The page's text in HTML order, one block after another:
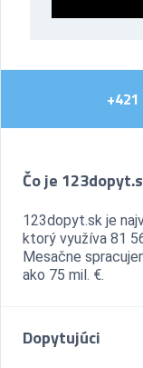
Čo je
123dopyt.sk je
ktorý využíva 81
Mesačne
ako 75 mil. €.
Dopytujúci